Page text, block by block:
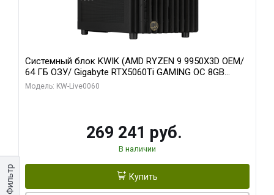
Фильтр
Системный блок KWIK (AMD RYZEN 9 9950X3D OEM/
64 ГБ ОЗУ/ Gigabyte RTX5060Ti GAMING OC 8GB
GDDR7 128bit 3xDP H/ 1 ТБ SSD)
Модель: KW-Live0060
269 241 руб.
В наличии
Купить